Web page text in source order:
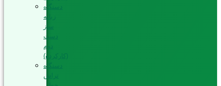
دستگاه
زبانه
ساز
دست
دوم
(کارکرده)
دستگاه
تراش